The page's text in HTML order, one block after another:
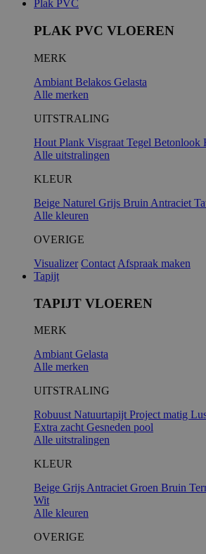
Plak PVC
PLAK PVC VLOEREN
MERK
Ambiant Belakos Gelasta
Alle merken
UITSTRALING
Hout Plank Visgraat Tegel Betonlook
Alle uitstralingen
KLEUR
Beige Naturel Grijs Bruin Antraciet
Alle kleuren
OVERIGE
Visualizer Contact Afspraak maken
Tapijt
TAPIJT VLOEREN
MERK
Ambiant Gelasta
Alle merken
UITSTRALING
Robuust Natuurtapijt Project matig
Extra zacht Gesneden pool
Alle uitstralingen
KLEUR
Beige Grijs Antraciet Groen Bruin
Wit
Alle kleuren
OVERIGE